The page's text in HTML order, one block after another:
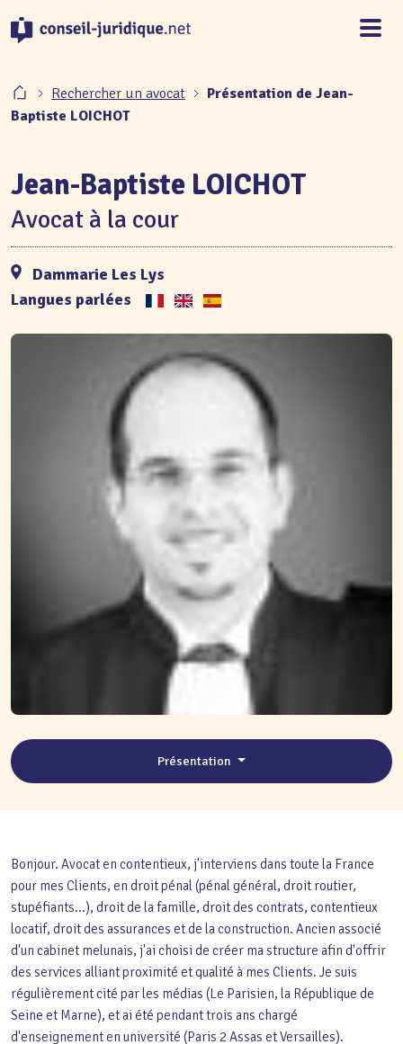
Rechercher un avocat
Présentation de Jean-
Baptiste LOICHOT
Jean-Baptiste LOICHOT
Avocat à la cour
Dammarie Les Lys
Langues parlées
Présentation
Bonjour. Avocat en contentieux, j'interviens dans toute la France
pour mes Clients, en droit pénal (pénal général, droit routier,
stupéfiants...), droit de la famille, droit des contrats, contentieux
locatif, droit des assurances et de la construction. Ancien associé
d'un cabinet melunais, j'ai choisi de créer ma structure afin d'offrir
des services alliant proximité et qualité à mes Clients. Je suis
régulièrement cité par les médias (Le Parisien, la République de
Seine et Marne), et ai été pendant trois ans chargé
d'enseignement en université (Paris 2 Assas et Versailles).